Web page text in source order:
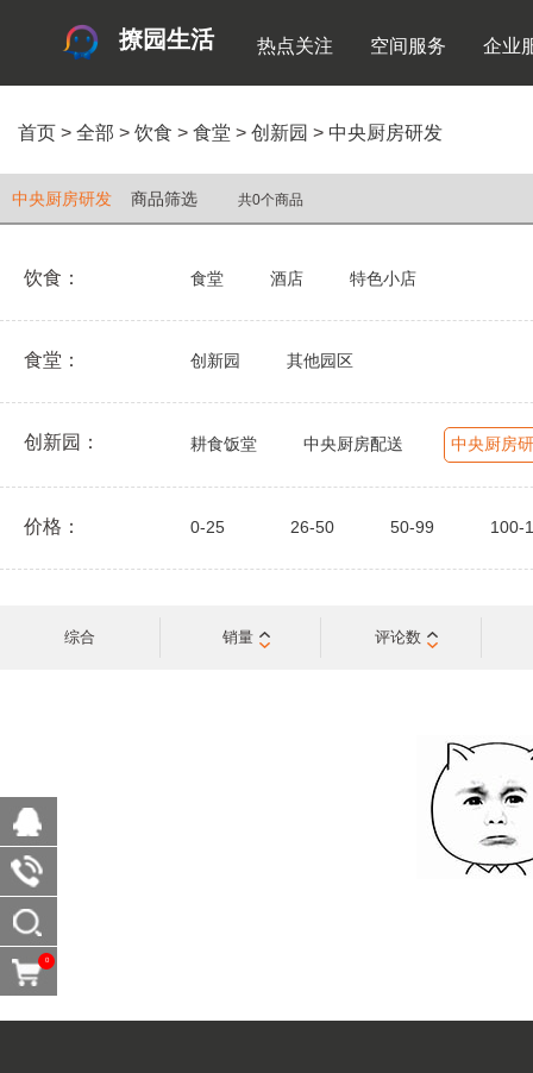
撩园生活 热点关注 空间服务 企业
首页 > 全部 > 饮食 > 食堂 > 创新园 > 中央厨房研发
中央厨房研发 商品筛选 共0个商品
饮食： 食堂 酒店 特色小店
食堂： 创新园 其他园区
创新园： 耕食饭堂 中央厨房配送 中央厨房
价格： 0-25 26-50 50-99 100-
综合 销量 评论数
0